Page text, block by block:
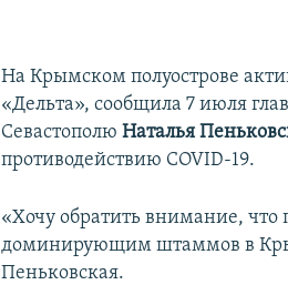
На Крымском полуострове
«Дельта», сообщила 7 июля
СевастополюНаталья
противодействию COVID-19.
«Хочу обратить внимание,
доминирующим штаммов в
Пеньковская.